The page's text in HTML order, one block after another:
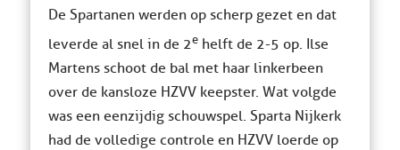
De Spartanen werden op scherp gezet en dat
leverde al snel in de 2ehelft de 2-5 op. Ilse
Martens schoot de bal met haar linkerbeen
over de kansloze HZVV keepster. Wat volgde
was een eenzijdig schouwspel. Sparta Nijkerk
had de volledige controle en HZVV loerde op